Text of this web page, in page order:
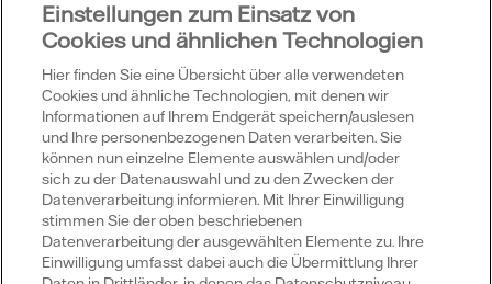
Was bedeutet das?
Over-the-Counter-Markt
OTC ist die Bezeichnung für den bilaeralen
Stromhandel, auch mit Vermittlung durch einen
Broker.
Einstellungen zum Einsatz von
Cookies und ähnlichen Technologien
Hier finden Sie eine Übersicht über alle verwendeten
Cookies und ähnliche Technologien, mit denen wir
Informationen auf Ihrem Endgerät speichern/auslesen
und Ihre personenbezogenen Daten verarbeiten. Sie
können nun einzelne Elemente auswählen und/oder
sich zu der Datenauswahl und zu den Zwecken der
Datenverarbeitung informieren. Mit Ihrer Einwilligung
stimmen Sie der oben beschriebenen
Datenverarbeitung der ausgewählten Elemente zu. Ihre
Einwilligung umfasst dabei auch die Übermittlung Ihrer